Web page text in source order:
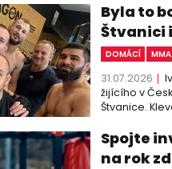
Byla to
Štvanici
DOMÁCÍ MMA
31.07.2026
žijícího v
Štvanice.
Spojte
na rok